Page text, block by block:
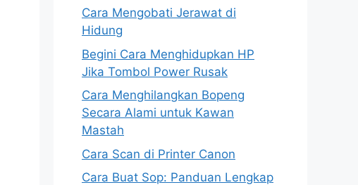
Cara Mengobati Jerawat di
Hidung
Begini Cara Menghidupkan HP
Jika Tombol Power Rusak
Cara Menghilangkan Bopeng
Secara Alami untuk Kawan
Mastah
Cara Scan di Printer Canon
Cara Buat Sop: Panduan Lengkap